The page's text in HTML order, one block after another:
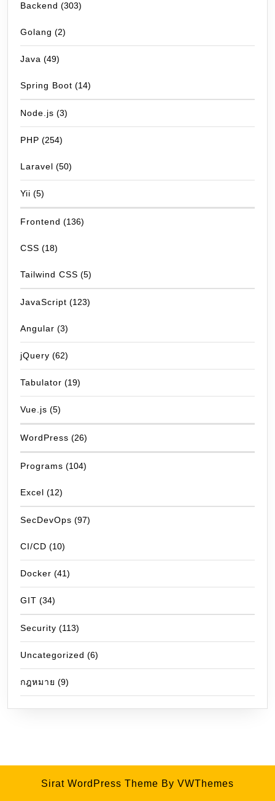
Backend (303)
Golang (2)
Java (49)
Spring Boot (14)
Node.js (3)
PHP (254)
Laravel (50)
Yii (5)
Frontend (136)
CSS (18)
Tailwind CSS (5)
JavaScript (123)
Angular (3)
jQuery (62)
Tabulator (19)
Vue.js (5)
WordPress (26)
Programs (104)
Excel (12)
SecDevOps (97)
CI/CD (10)
Docker (41)
GIT (34)
Security (113)
Uncategorized (6)
กฎหมาย (9)
Sirat WordPress Theme By VWThemes